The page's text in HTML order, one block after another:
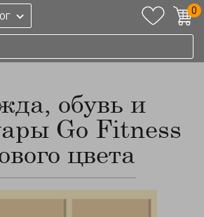
0
обувь и
Go Fitness
цвета